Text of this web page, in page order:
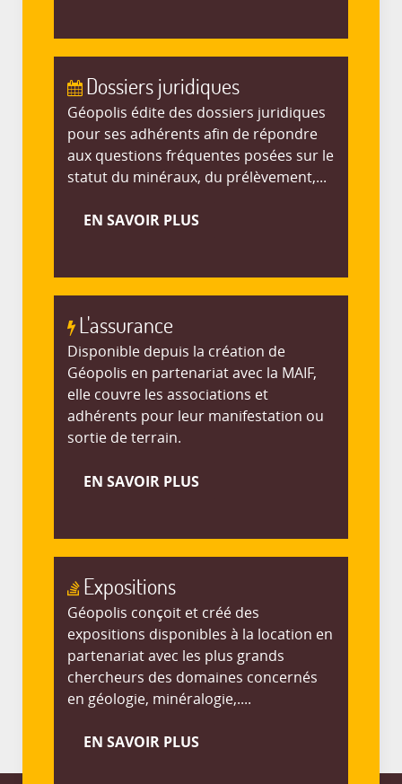
Dossiers juridiques
Géopolis édite des dossiers juridiques
pour ses adhérents afin de répondre
aux questions fréquentes posées sur le
statut du minéraux, du prélèvement,...
EN SAVOIR PLUS
L'assurance
Disponible depuis la création de
Géopolis en partenariat avec la MAIF,
elle couvre les associations et
adhérents pour leur manifestation ou
sortie de terrain.
EN SAVOIR PLUS
Expositions
Géopolis conçoit et créé des
expositions disponibles à la location en
partenariat avec les plus grands
chercheurs des domaines concernés
en géologie, minéralogie,....
EN SAVOIR PLUS